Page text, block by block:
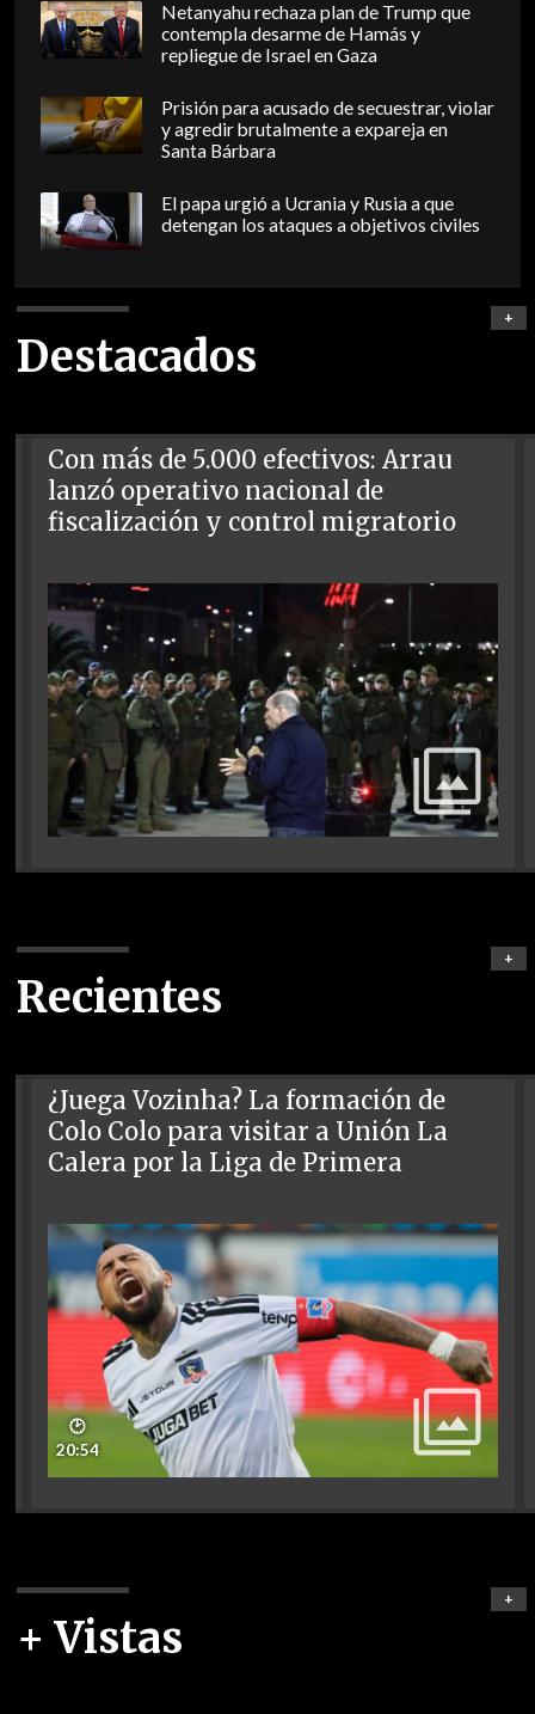
Netanyahu rechaza plan de Trump que
contempla desarme de Hamás y
repliegue de Israel en Gaza
Prisión para acusado de secuestrar, violar
y agredir brutalmente a expareja en
Santa Bárbara
El papa urgió a Ucrania y Rusia a que
detengan los ataques a objetivos civiles
Destacados
+
Con más de 5.000 efectivos: Arrau
lanzó operativo nacional de
fiscalización y control migratorio
Recientes
+
¿Juega Vozinha? La formación de
Colo Colo para visitar a Unión La
Calera por la Liga de Primera
🕑
20:54
+ Vistas
+